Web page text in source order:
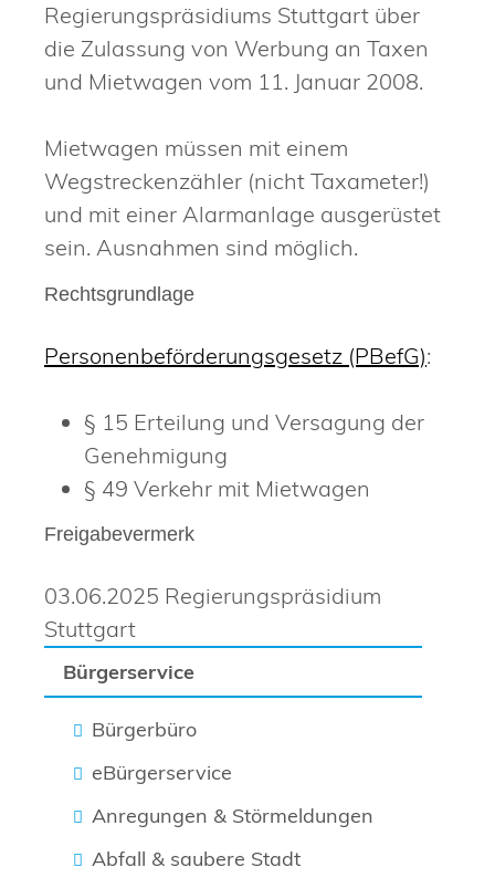
Bürgerservice
Bürgerbüro
eBürgerservice
Anregungen & Störmeldungen
Abfall & saubere Stadt
Regierungspräsidiums Stuttgart über
die Zulassung von Werbung an Taxen
und Mietwagen vom 11. Januar 2008.
Mietwagen müssen mit einem
Wegstreckenzähler (nicht Taxameter!)
und mit einer Alarmanlage ausgerüstet
sein. Ausnahmen sind möglich.
Rechtsgrundlage
Personenbeförderungsgesetz (PBefG):
§ 15 Erteilung und Versagung der
Genehmigung
§ 49 Verkehr mit Mietwagen
Freigabevermerk
03.06.2025 Regierungspräsidium
Stuttgart